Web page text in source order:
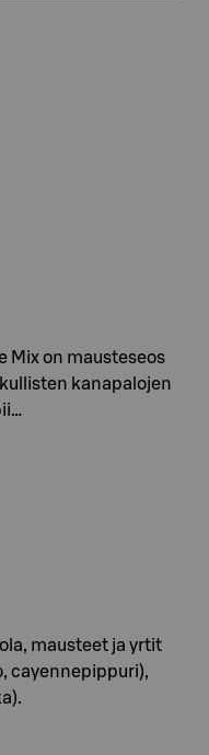
Mix on mausteseos
kanapalojen
mausteet ja yrtit
cayennepippuri),